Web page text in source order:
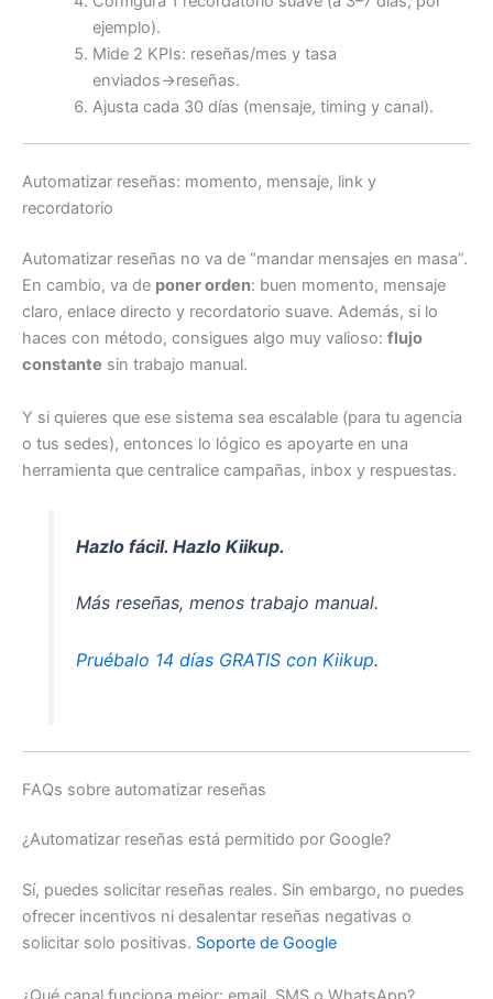
ejemplo).
Mide 2 KPIs: reseñas/mes y tasa
enviados→reseñas.
Ajusta cada 30 días (mensaje, timing y canal).
Automatizar reseñas: momento, mensaje, link y
recordatorio
Automatizar reseñas no va de “mandar mensajes en masa”.
En cambio, va de poner orden: buen momento, mensaje
claro, enlace directo y recordatorio suave. Además, si lo
haces con método, consigues algo muy valioso: flujo
constante sin trabajo manual.
Y si quieres que ese sistema sea escalable (para tu agencia
o tus sedes), entonces lo lógico es apoyarte en una
herramienta que centralice campañas, inbox y respuestas.
Hazlo fácil. Hazlo Kiikup.
Más reseñas, menos trabajo manual.
Pruébalo 14 días GRATIS con Kiikup.
FAQs sobre automatizar reseñas
¿Automatizar reseñas está permitido por Google?
Sí, puedes solicitar reseñas reales. Sin embargo, no puedes
ofrecer incentivos ni desalentar reseñas negativas o
solicitar solo positivas. Soporte de Google